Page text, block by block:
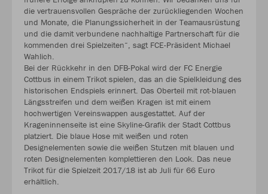
die vertrauensvollen Gespräche der zurückliegenden Wochen
und Monate, die Planungssicherheit in der Teamausrüstung
und die damit verbundene nachhaltige Partnerschaft für die
kommenden drei Spielzeiten“, sagt FCE-Präsident Michael
Wahlich.
Bei der Rückkehr in den DFB-Pokal wird der FC Energie
Cottbus in einem Trikot spielen, das an die Spielkleidung des
historischen Endspiels erinnert. Das Oberteil mit rot-blauen
Längsstreifen und dem weißen Kragen ist mit einem
hochwertigen Vereinswappen ausgestattet. Auf der
Krageninnenseite ist eine Skyline-Grafik der Stadt Cottbus
platziert. Die blaue Hose mit weißen und roten
Designelementen sowie die weißen Stutzen mit blauen und
roten Designelementen komplettieren den Look. Das neue
Trikot für die Spielzeit 2017/18 ist ab Juli für 66 Euro
erhältlich.